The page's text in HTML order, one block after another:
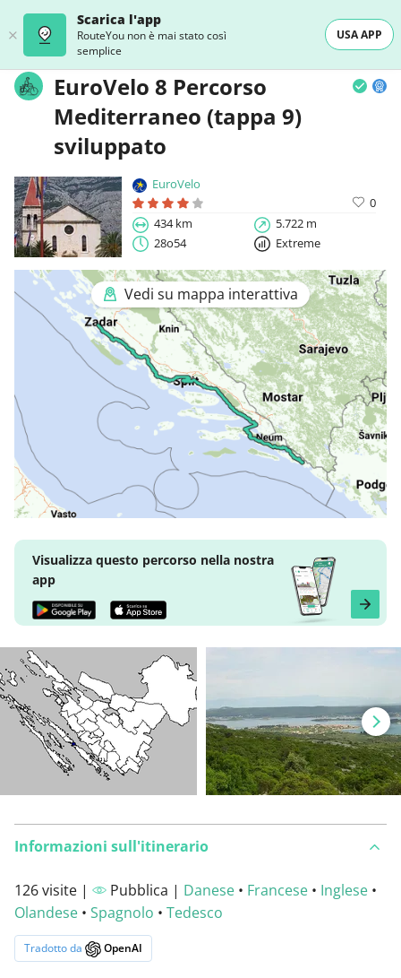
Scarica l'app
RouteYou non è mai stato così
semplice
USA APP
EuroVelo 8 Percorso
Mediterraneo (tappa 9)
sviluppato
EuroVelo
0
434 km
5.722 m
28o54
Extreme
Vedi su mappa interattiva
Visualizza questo percorso nella nostra
app
Informazioni sull'itinerario
126 visite | Pubblica | Danese • Francese • Inglese •
Olandese • Spagnolo • Tedesco
Tradotto da OpenAI